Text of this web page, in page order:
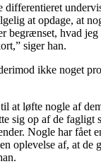
at opdage, at
begrænset, hvad
siger han.
ikke noget
at løfte nogle af
sig op af de fagligt
Nogle har fået
oplevelse af, at